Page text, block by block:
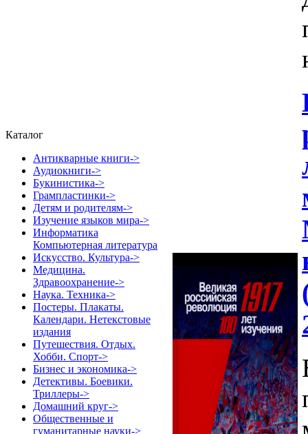
Каталог
Антикварные книги->
Аудиокниги->
Букинистика->
Грампластинки->
Детям и родителям->
Изучение языков мира->
Информатика
Компьютерная литература
Искусство. Культура->
Медицина.
Здравоохранение->
Наука. Техника->
Постеры. Плакаты.
Календари. Нетекстовые
издания
Путешествия. Отдых.
Хобби. Спорт->
Бизнес и экономика->
Детективы. Боевики.
Триллеры->
Домашний круг->
Общественные и
гуманитарные науки->